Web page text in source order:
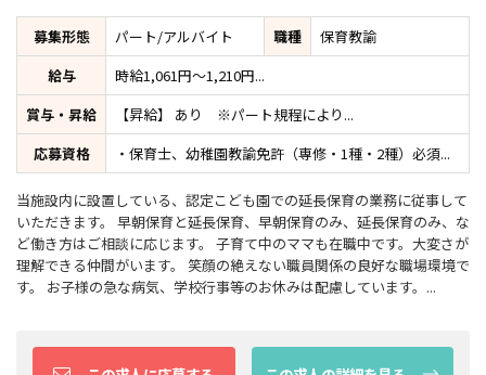
募集形態 パート/アルバイト 職種
保育教諭
給与
時給1,061円～1,210円...
賞与・昇給
【昇給】 あり ※パート規程により...
応募資格
・保育士、幼稚園教諭免許（専修・1種・2種）必須...
当施設内に設置している、認定こども園での延長保育の業務に従事して
いただきます。 早朝保育と延長保育、早朝保育のみ、延長保育のみ、な
ど働き方はご相談に応じます。 子育て中のママも在職中です。大変さが
理解できる仲間がいます。 笑顔の絶えない職員関係の良好な職場環境で
す。 お子様の急な病気、学校行事等のお休みは配慮しています。...